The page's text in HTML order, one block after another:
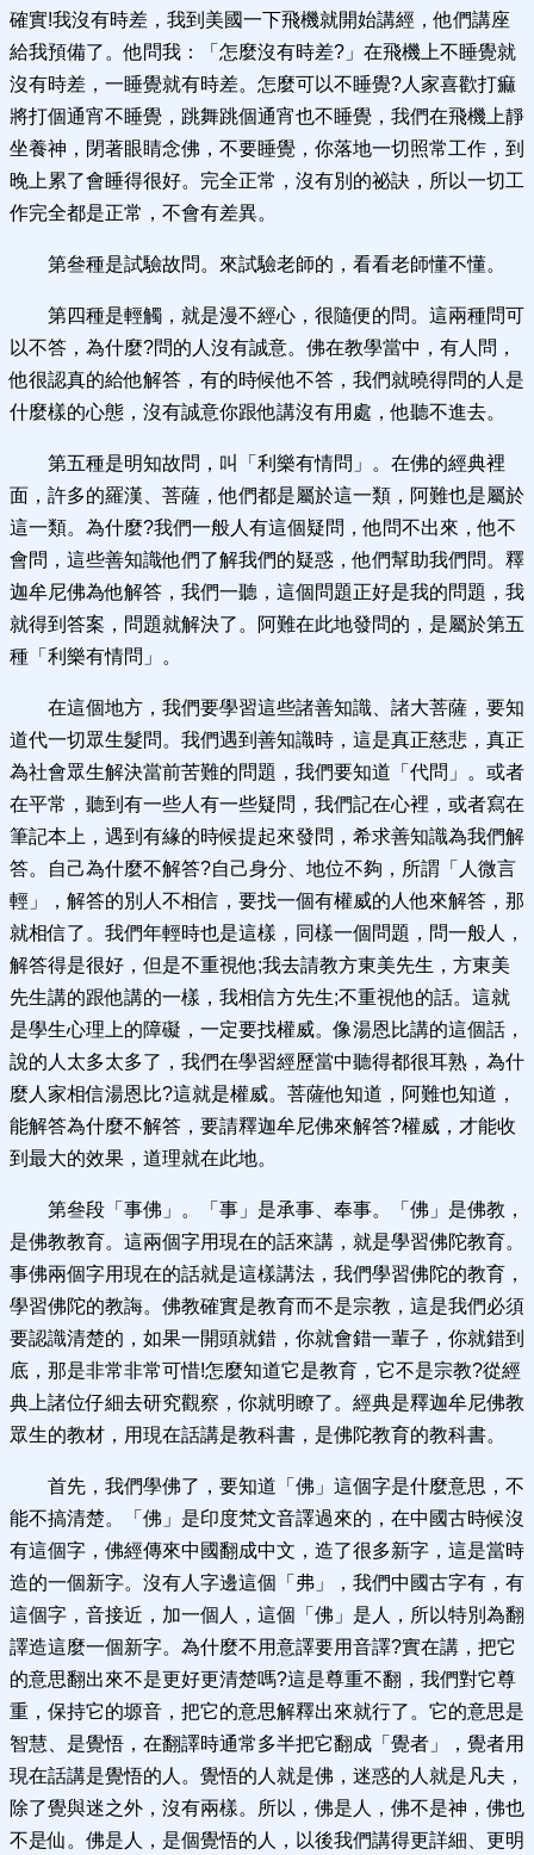
確實!我沒有時差，我到美國一下飛機就開始講經，他們講座
給我預備了。他問我：「怎麼沒有時差?」在飛機上不睡覺就
沒有時差，一睡覺就有時差。怎麼可以不睡覺?人家喜歡打痲
將打個通宵不睡覺，跳舞跳個通宵也不睡覺，我們在飛機上靜
坐養神，閉著眼睛念佛，不要睡覺，你落地一切照常工作，到
晚上累了會睡得很好。完全正常，沒有別的祕訣，所以一切工
作完全都是正常，不會有差異。
第叄種是試驗故問。來試驗老師的，看看老師懂不懂。
第四種是輕觸，就是漫不經心，很隨便的問。這兩種問可
以不答，為什麼?問的人沒有誠意。佛在教學當中，有人問，
他很認真的給他解答，有的時候他不答，我們就曉得問的人是
什麼樣的心態，沒有誠意你跟他講沒有用處，他聽不進去。
第五種是明知故問，叫「利樂有情問」。在佛的經典裡
面，許多的羅漢、菩薩，他們都是屬於這一類，阿難也是屬於
這一類。為什麼?我們一般人有這個疑問，他問不出來，他不
會問，這些善知識他們了解我們的疑惑，他們幫助我們問。釋
迦牟尼佛為他解答，我們一聽，這個問題正好是我的問題，我
就得到答案，問題就解決了。阿難在此地發問的，是屬於第五
種「利樂有情問」。
在這個地方，我們要學習這些諸善知識、諸大菩薩，要知
道代一切眾生髮問。我們遇到善知識時，這是真正慈悲，真正
為社會眾生解決當前苦難的問題，我們要知道「代問」。或者
在平常，聽到有一些人有一些疑問，我們記在心裡，或者寫在
筆記本上，遇到有緣的時候提起來發問，希求善知識為我們解
答。自己為什麼不解答?自己身分、地位不夠，所謂「人微言
輕」，解答的別人不相信，要找一個有權威的人他來解答，那
就相信了。我們年輕時也是這樣，同樣一個問題，問一般人，
解答得是很好，但是不重視他;我去請教方東美先生，方東美
先生講的跟他講的一樣，我相信方先生;不重視他的話。這就
是學生心理上的障礙，一定要找權威。像湯恩比講的這個話，
說的人太多太多了，我們在學習經歷當中聽得都很耳熟，為什
麼人家相信湯恩比?這就是權威。菩薩他知道，阿難也知道，
能解答為什麼不解答，要請釋迦牟尼佛來解答?權威，才能收
到最大的效果，道理就在此地。
第叄段「事佛」。「事」是承事、奉事。「佛」是佛教，
是佛教教育。這兩個字用現在的話來講，就是學習佛陀教育。
事佛兩個字用現在的話就是這樣講法，我們學習佛陀的教育，
學習佛陀的教誨。佛教確實是教育而不是宗教，這是我們必須
要認識清楚的，如果一開頭就錯，你就會錯一輩子，你就錯到
底，那是非常非常可惜!怎麼知道它是教育，它不是宗教?從經
典上諸位仔細去研究觀察，你就明瞭了。經典是釋迦牟尼佛教
眾生的教材，用現在話講是教科書，是佛陀教育的教科書。
首先，我們學佛了，要知道「佛」這個字是什麼意思，不
能不搞清楚。「佛」是印度梵文音譯過來的，在中國古時候沒
有這個字，佛經傳來中國翻成中文，造了很多新字，這是當時
造的一個新字。沒有人字邊這個「弗」，我們中國古字有，有
這個字，音接近，加一個人，這個「佛」是人，所以特別為翻
譯造這麼一個新字。為什麼不用意譯要用音譯?實在講，把它
的意思翻出來不是更好更清楚嗎?這是尊重不翻，我們對它尊
重，保持它的塬音，把它的意思解釋出來就行了。它的意思是
智慧、是覺悟，在翻譯時通常多半把它翻成「覺者」，覺者用
現在話講是覺悟的人。覺悟的人就是佛，迷惑的人就是凡夫，
除了覺與迷之外，沒有兩樣。所以，佛是人，佛不是神，佛也
不是仙。佛是人，是個覺悟的人，以後我們講得更詳細、更明